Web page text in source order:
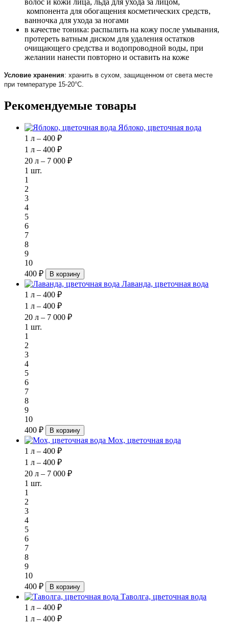
волос и кожи лица, льда для ухода за лицом,
компонента для обогащения косметических средств,
ванночка для ухода за ногами
в качестве тоника: распылить на кожу после умывания,
протереть ватным диском для удаления остатков
очищающего средства и водопроводной воды, при
желании нанести повторно и оставить на коже
Условие хранения: хранить в сухом, защищенном от света месте
при температуре 15-20°С.
Рекомендуемые товары
Яблоко, цветочная вода
1 л – 400 ₽
1 л – 400 ₽
20 л – 7 000 ₽
1 шт.
1
2
3
4
5
6
7
8
9
10
400 ₽
В корзину
Лаванда, цветочная вода
1 л – 400 ₽
1 л – 400 ₽
20 л – 7 000 ₽
1 шт.
1
2
3
4
5
6
7
8
9
10
400 ₽
В корзину
Мох, цветочная вода
1 л – 400 ₽
1 л – 400 ₽
20 л – 7 000 ₽
1 шт.
1
2
3
4
5
6
7
8
9
10
400 ₽
В корзину
Таволга, цветочная вода
1 л – 400 ₽
1 л – 400 ₽